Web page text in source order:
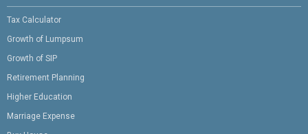
Tax Calculator
Growth of Lumpsum
Growth of SIP
Retirement Planning
Higher Education
Marriage Expense